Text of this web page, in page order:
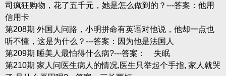
司疯狂购物，花了五千元，她是怎么做到的？---答案：他用
信用卡
第208期 外国人问路，小明拼命有英语对他说，他却一点也
听不懂，这是为什么？---答案：因为他是法国人
第209期 睡美人最怕得什么病?---答案： 失眠
第210期 家人问医生病人的情况,医生只举起个手指, 家人就哭